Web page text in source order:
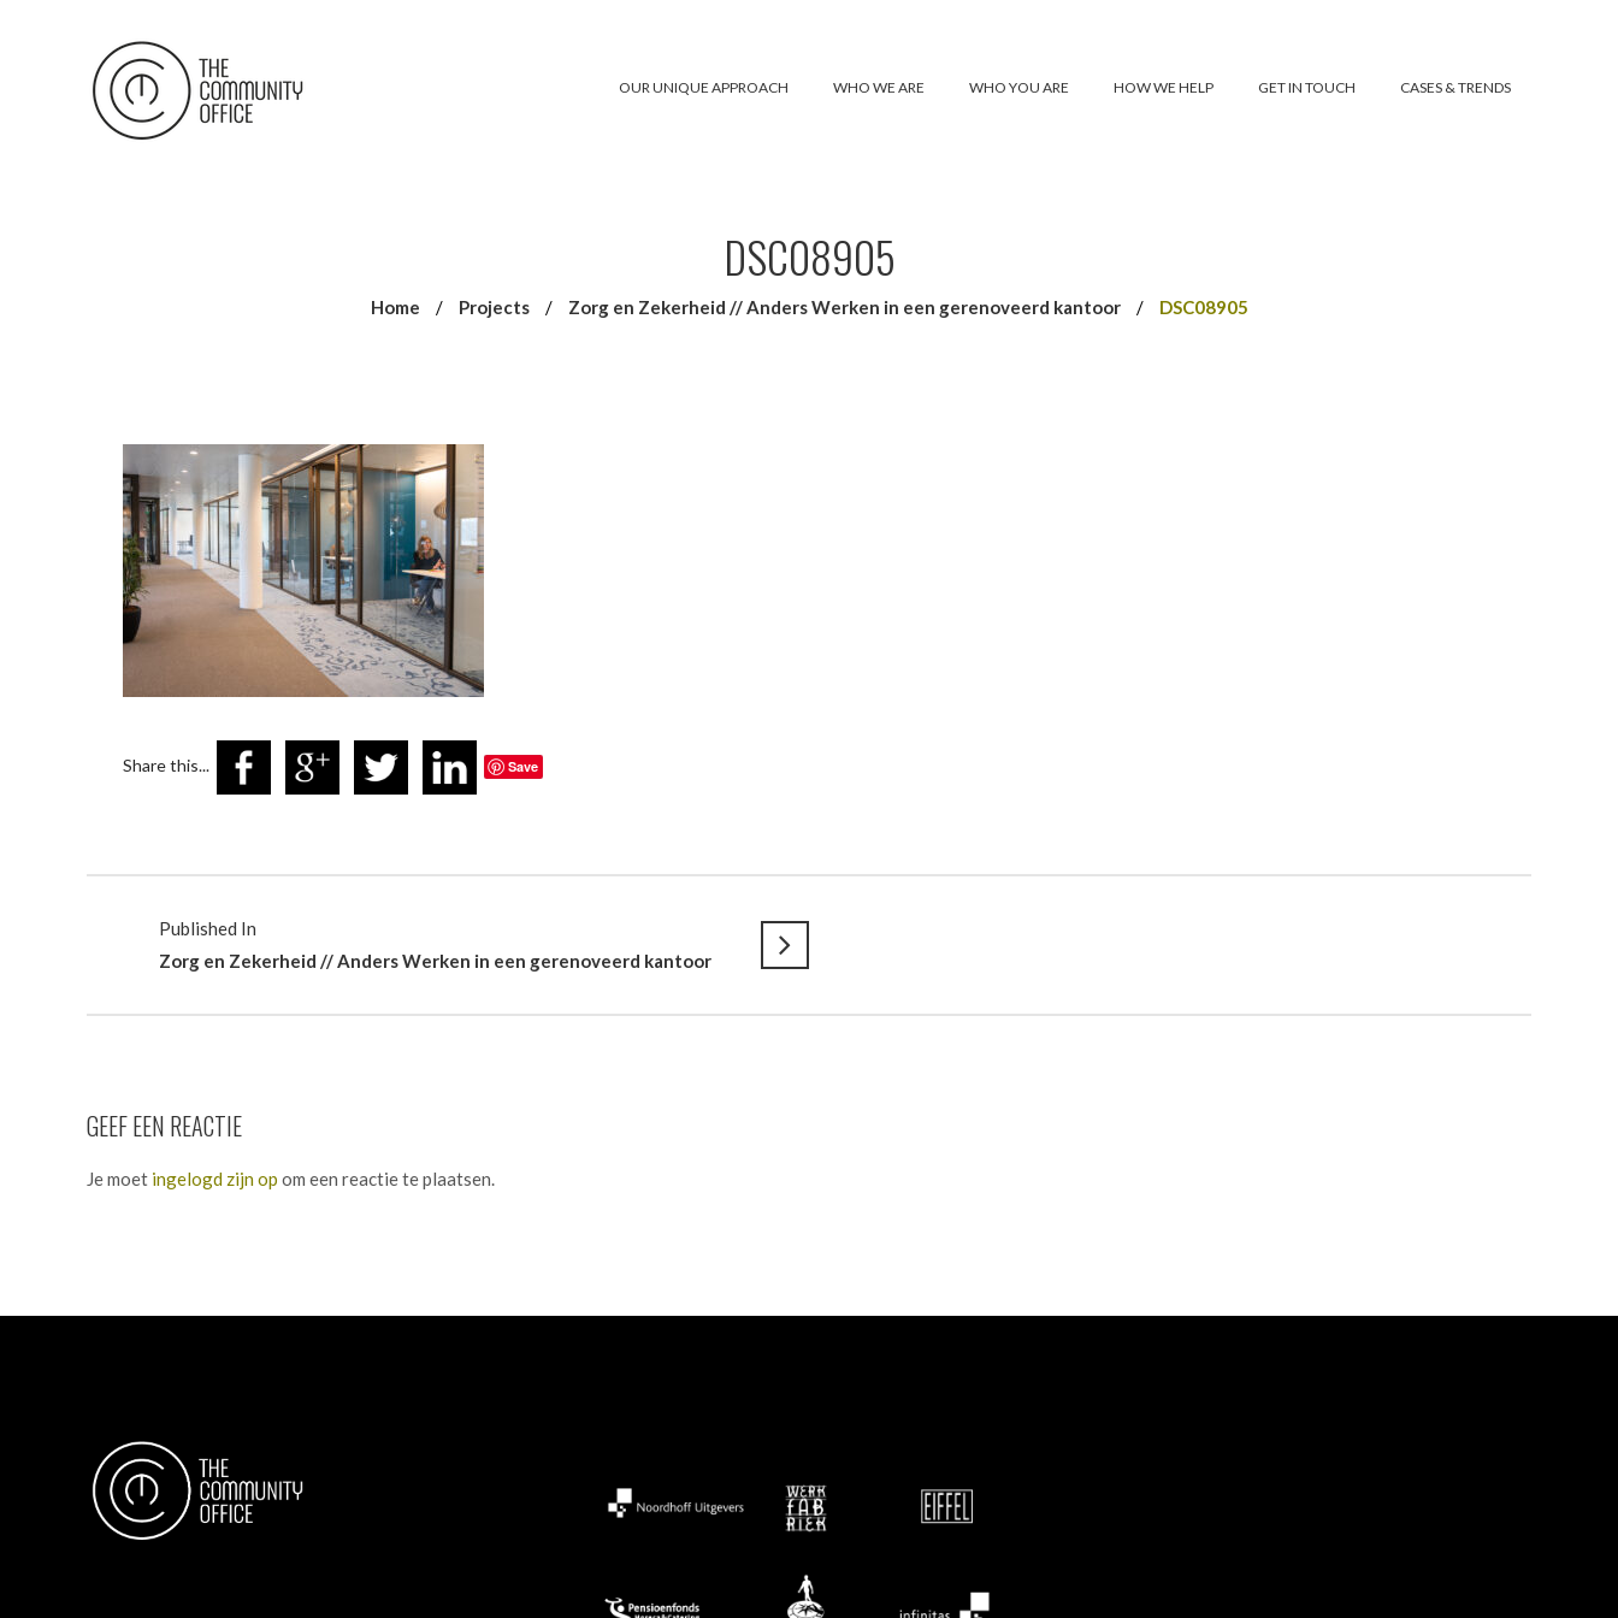
OUR UNIQUE APPROACH WHO WE ARE WHO YOU ARE HOW WE HELP GET IN TOUCH CASES & TRENDS
DSC08905
Home / Projects / Zorg en Zekerheid // Anders Werken in een gerenoveerd kantoor / DSC08905
Share this... Save
Published In
Zorg en Zekerheid // Anders Werken in een gerenoveerd kantoor
GEEF EEN REACTIE
Je moet ingelogd zijn op om een reactie te plaatsen.